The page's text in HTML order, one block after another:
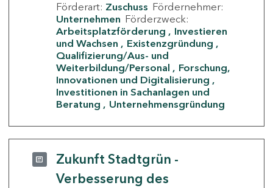
Förderart: Zuschuss Fördernehmer:
Unternehmen Förderzweck:
Arbeitsplatzförderung
Investieren
und Wachsen
Existenzgründung
Qualifizierung/Aus- und
Weiterbildung/Personal
Forschung,
Innovationen und Digitalisierung
Investitionen in Sachanlagen und
Beratung
Unternehmensgründung
Zukunft Stadtgrün -
Verbesserung des